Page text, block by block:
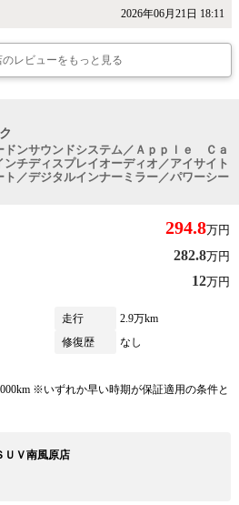
2026年06月21日 18:11
のレビューをもっと見る
ンサウンドシステム／Ａｐｐｌｅ Ｃａ
チディスプレイオーディオ／アイサイト
／デジタルインナーミラー／パワーシー
294.8万円
282.8万円
12万円
走行
2.9万km
修復歴
なし
※いずれか早い時期が保証適用の条件と
Ｖ南風原店